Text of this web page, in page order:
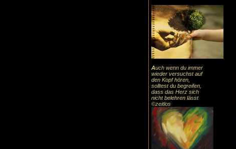
Auch wenn du immer
wieder versuchst auf
den Kopf hören,
solltest du begreifen,
dass das Herz sich
nicht belehren lässt
©zeitlos